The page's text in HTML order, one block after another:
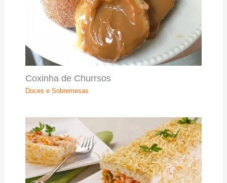
Coxinha de Churrsos
Doces e Sobremesas